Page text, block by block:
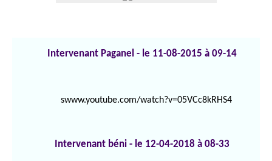
Intervenant Paganel - le 11-08-2015 à 09-14
swww.youtube.com/watch?v=05VCc8kRHS4
Intervenant béni - le 12-04-2018 à 08-33